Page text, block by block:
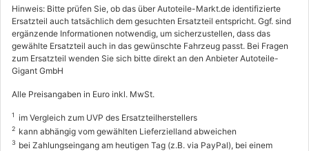
Hinweis: Bitte prüfen Sie, ob das über Autoteile-Markt.de identifizierte
Ersatzteil auch tatsächlich dem gesuchten Ersatzteil entspricht. Ggf. sind
ergänzende Informationen notwendig, um sicherzustellen, dass das
gewählte Ersatzteil auch in das gewünschte Fahrzeug passt. Bei Fragen
zum Ersatzteil wenden Sie sich bitte direkt an den Anbieter Autoteile-
Gigant GmbH
Alle Preisangaben in Euro inkl. MwSt.
1 im Vergleich zum UVP des Ersatzteilherstellers
2 kann abhängig vom gewählten Lieferzielland abweichen
3 bei Zahlungseingang am heutigen Tag (z.B. via PayPal), bei einem